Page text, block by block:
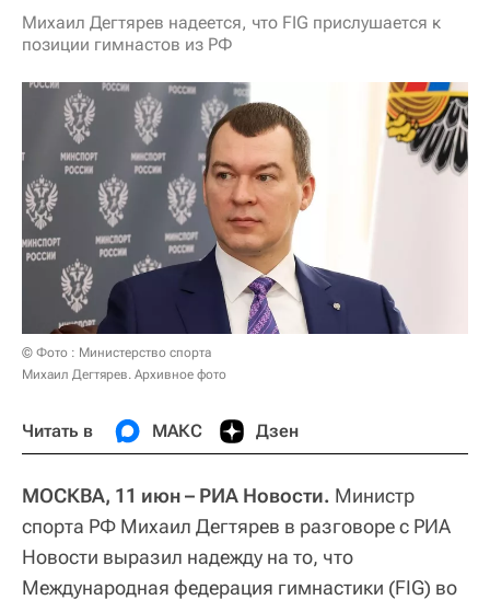
Михаил Дегтярев надеется, что FIG прислушается к
позиции гимнастов из РФ
© Фото : Министерство спорта
Михаил Дегтярев. Архивное фото
Читать в МАКС Дзен
МОСКВА, 11 июн – РИА Новости. Министр
спорта РФ Михаил Дегтярев в разговоре с РИА
Новости выразил надежду на то, что
Международная федерация гимнастики (FIG) во